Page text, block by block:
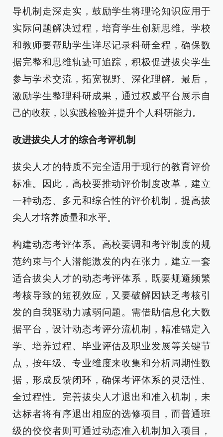
导机制走深走实，鼓励学生将理论知识应用于
实际问题解决过程，培育学生创新思维。学校
和教师要帮助学生详尽记录科研全程，确保数
据完整和思维轨迹可追踪，积极促进拔尖学生
参与学术交流，拓宽视野、深化理解。最后，
激励学生整理科研成果，通过权威平台展示自
己的收获，以实践检验并提升个人科研能力。
改进拔尖人才的综合考评机制
拔尖人才的特质不完全适用于现行的教育评价
标准。因此，高校要推动评价制度改革，建立
一种动态、多元和综合性的评价机制，提高拔
尖人才培养质量和水平。
构建动态考评体系。高校要调和考评制度的规
范约束与个人潜能激发的内在张力，建立一套
适合拔尖人才的动态考评体系，既要规避频繁
考核导致的短视效应，又要破解因缺乏考核引
发的自我驱动力减弱问题。需借助信息化大数
据平台，设计动态考评分流机制，精准锚定入
学、培养过程、毕业评估及职业发展等关键节
点，按年级、专业维度来收集和分析周期性数
据，形成反馈闭环，确保考评体系的灵活性、
全过程性。完善拔尖人才退出和准入机制，未
达标者将有序退出相应的选修项目，而普通班
级的佼佼者则可通过动态准入机制加入项目，